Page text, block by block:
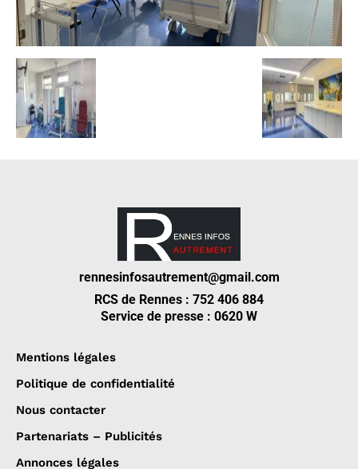
rennesinfosautrement@gmail.com
RCS de Rennes : 752 406 884
Service de presse : 0620 W
Mentions légales
Politique de confidentialité
Nous contacter
Partenariats – Publicités
Annonces légales